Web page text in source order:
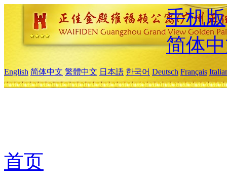
手机版
简体
English 简体中文 繁體中文 日本語 한국어 Deutsch Français
首页